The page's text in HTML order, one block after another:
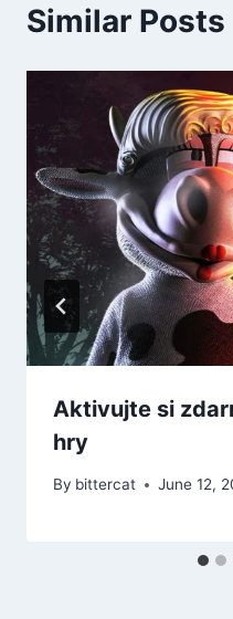
Similar Posts
Aktivujte si
hry
By bittercat June 12,